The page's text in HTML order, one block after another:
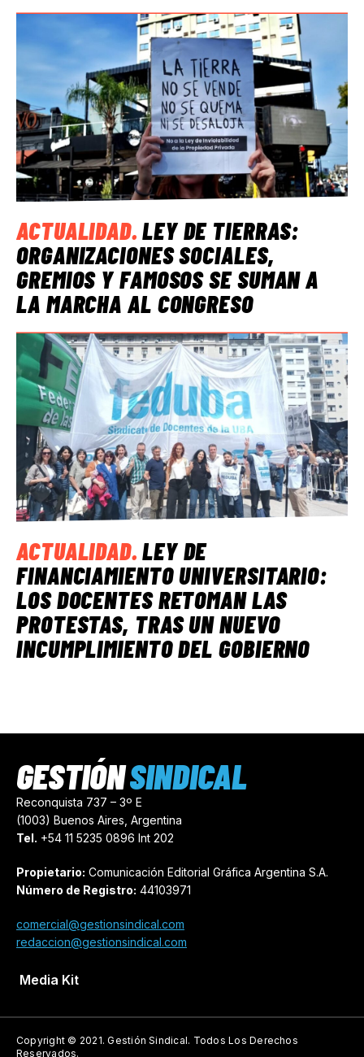
ACTUALIDAD.LEY DE TIERRAS:
ORGANIZACIONES SOCIALES,
GREMIOS Y FAMOSOS SE SUMAN A
LA MARCHA AL CONGRESO
ACTUALIDAD.LEY DE
FINANCIAMIENTO UNIVERSITARIO:
LOS DOCENTES RETOMAN LAS
PROTESTAS, TRAS UN NUEVO
INCUMPLIMIENTO DEL GOBIERNO
Reconquista 737 – 3º E
(1003) Buenos Aires, Argentina
Tel. +54 11 5235 0896 Int 202
Propietario: Comunicación Editorial Gráfica Argentina S.A.
Número de Registro: 44103971
comercial@gestionsindical.com
redaccion@gestionsindical.com
Media Kit
GESTIÓNSINDICAL
Copyright © 2021.Gestión Sindical. Todos Los Derechos
Reservados.